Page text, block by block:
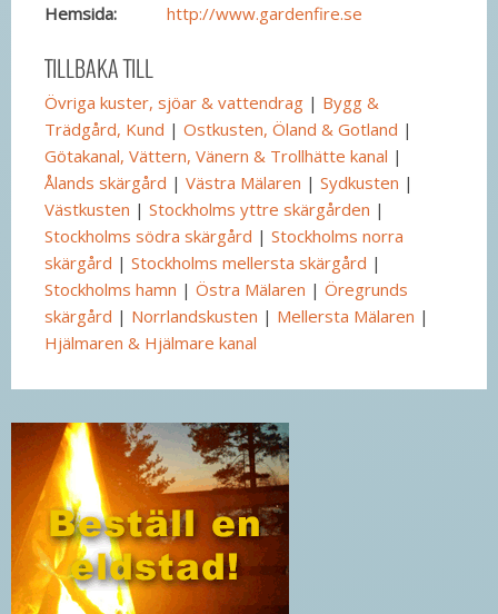
Hemsida:
http://www.gardenfire.se
TILLBAKA TILL
Övriga kuster, sjöar & vattendrag | Bygg &
Trädgård, Kund | Ostkusten, Öland & Gotland |
Götakanal, Vättern, Vänern & Trollhätte kanal |
Ålands skärgård | Västra Mälaren | Sydkusten |
Västkusten | Stockholms yttre skärgården |
Stockholms södra skärgård | Stockholms norra
skärgård | Stockholms mellersta skärgård |
Stockholms hamn | Östra Mälaren | Öregrunds
skärgård | Norrlandskusten | Mellersta Mälaren |
Hjälmaren & Hjälmare kanal